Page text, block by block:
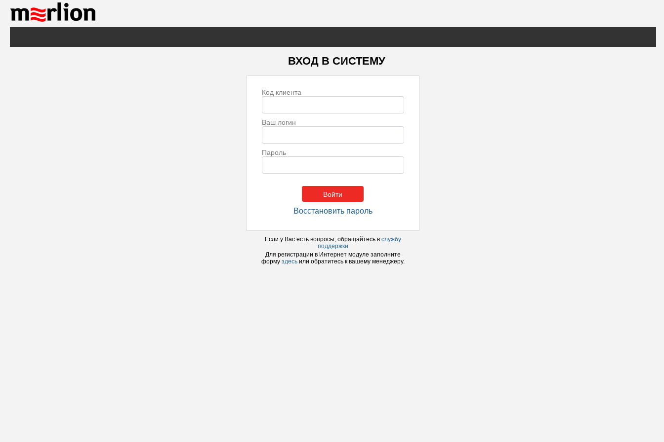
ВХОД В СИСТЕМУ
Код клиента
Ваш логин
Пароль
Восстановить пароль
Если у Вас есть вопросы, обращайтесь в службу
поддержки
Для регистрации в Интернет модуле заполните
форму здесь или обратитесь к вашему менеджеру.